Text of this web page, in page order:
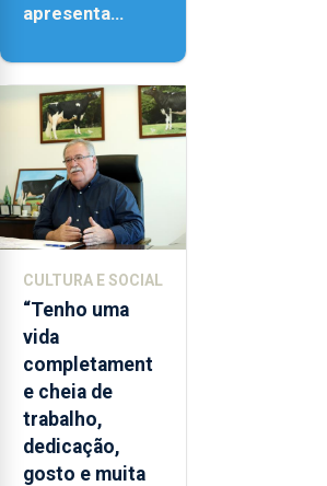
apresenta
Paisagem’
CULTURA E SOCIAL
“Tenho uma
vida
completament
e cheia de
trabalho,
dedicação,
gosto e muita